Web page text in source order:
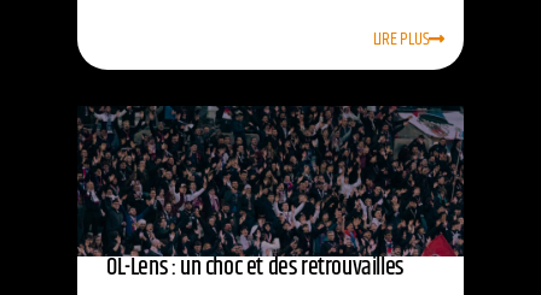
LIRE PLUS
OL-Lens : un choc et des retrouvailles